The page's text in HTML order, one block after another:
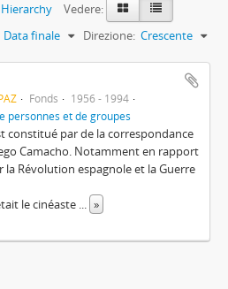
Hierarchy
Vedere:
Data finale Direzione: Crescente
Fonds
1956 - 1994
personnes et de groupes
constitué par de la correspondance
Camacho. Notamment en rapport
Révolution espagnole et la Guerre
le cinéaste ... »